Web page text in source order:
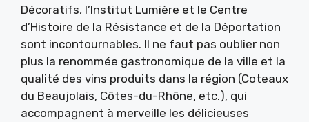
Décoratifs, l’Institut Lumière et le Centre
d’Histoire de la Résistance et de la Déportation
sont incontournables. Il ne faut pas oublier non
plus la renommée gastronomique de la ville et la
qualité des vins produits dans la région (Coteaux
du Beaujolais, Côtes-du-Rhône, etc.), qui
accompagnent à merveille les délicieuses